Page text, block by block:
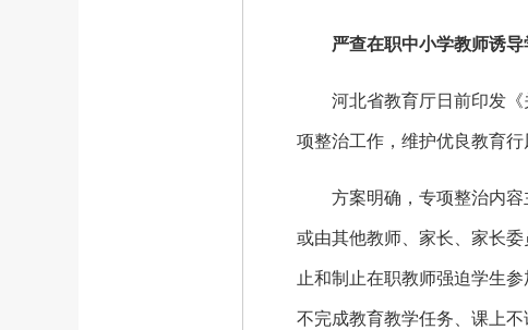
严查在职中小学教师诱导
河北省教育厅日前印发《
项整治工作，维护优良教育行
方案明确，专项整治内容
或由其他教师、家长、家长
止和制止在职教师强迫学生
不完成教育教学任务、课上